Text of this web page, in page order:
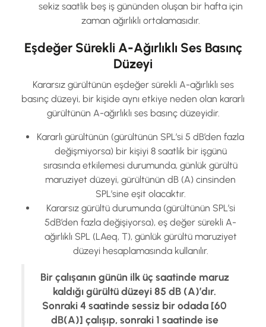
sekiz saatlik beş iş gününden oluşan bir hafta için
zaman ağırlıklı ortalamasıdır.
Eşdeğer Sürekli A-Ağırlıklı Ses Basınç
Düzeyi
Kararsız gürültünün eşdeğer sürekli A-ağırlıklı ses
basınç düzeyi, bir kişide aynı etkiye neden olan kararlı
gürültünün A-ağırlıklı ses basınç düzeyidir.
Kararlı gürültünün (gürültünün SPL’si 5 dB’den fazla
değişmiyorsa) bir kişiyi 8 saatlik bir işgünü
sırasında etkilemesi durumunda, günlük gürültü
maruziyet düzeyi, gürültünün dB (A) cinsinden
SPL’sine eşit olacaktır.
Kararsız gürültü durumunda (gürültünün SPL’si
5dB’den fazla değişiyorsa), eş değer sürekli A-
ağırlıklı SPL (LAeq, T), günlük gürültü maruziyet
düzeyi hesaplamasında kullanılır.
Bir çalışanın günün ilk üç saatinde maruz
kaldığı gürültü düzeyi 85 dB (A)’dır.
Sonraki 4 saatinde sessiz bir odada [60
dB(A)] çalışıp, sonraki 1 saatinde ise